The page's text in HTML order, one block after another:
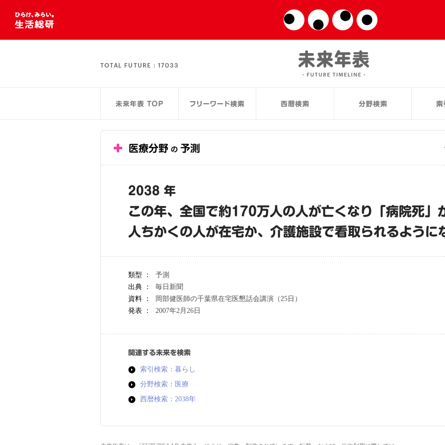
TOTAL FUTURE : 17033
医療分野 の 予測
2038 年
この年、全国で約170万人の人が亡くなり「病院死」
人ちかくの人が在宅か、介護施設で看取られるように
類型 ：
予測
出典 ：
毎日新聞
資料 ：
岡部健医師の千葉県在宅医懇話会講演（25日）
発表 ：
2007年2月26日
関連する未来を検索
索引検索：暮らし
分野検索：医療
西暦検索：2038年